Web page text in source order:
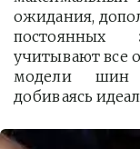
ожидания,
постоянных
учитывают все
модели шин
добиваясь